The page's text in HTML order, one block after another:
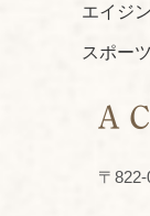
エイジ
スポー
〒